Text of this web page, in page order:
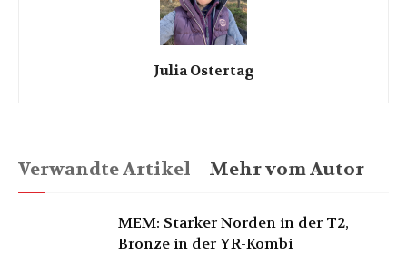
Julia Ostertag
Verwandte Artikel Mehr vom Autor
MEM: Starker Norden in der T2,
Bronze in der YR-Kombi